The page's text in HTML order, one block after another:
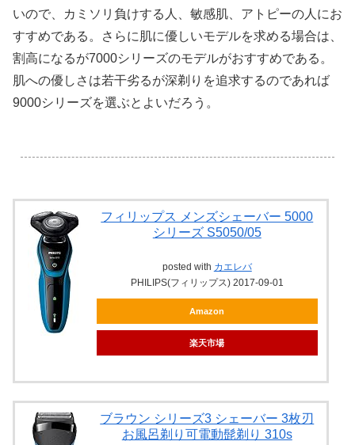
いので、カミソリ負けする人、敏感肌、アトピーの人にお
すすめである。さらに肌に優しいモデルを求める場合は、
割高になるが7000シリーズのモデルがおすすめである。
肌への優しさは若干劣るが深剃りを追求するのであれば
9000シリーズを選ぶとよいだろう。
フィリップス メンズシェーバー 5000
シリーズ S5050/05
posted with カエレバ
PHILIPS(フィリップス) 2017-09-01
Amazon
楽天市場
ブラウン シリーズ3 シェーバー 3枚刃
お風呂剃り可電動髭剃り 310s